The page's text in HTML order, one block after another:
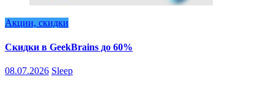
Акции, скидки
Скидки в GeekBrains до 60%
08.07.2026 Sleep